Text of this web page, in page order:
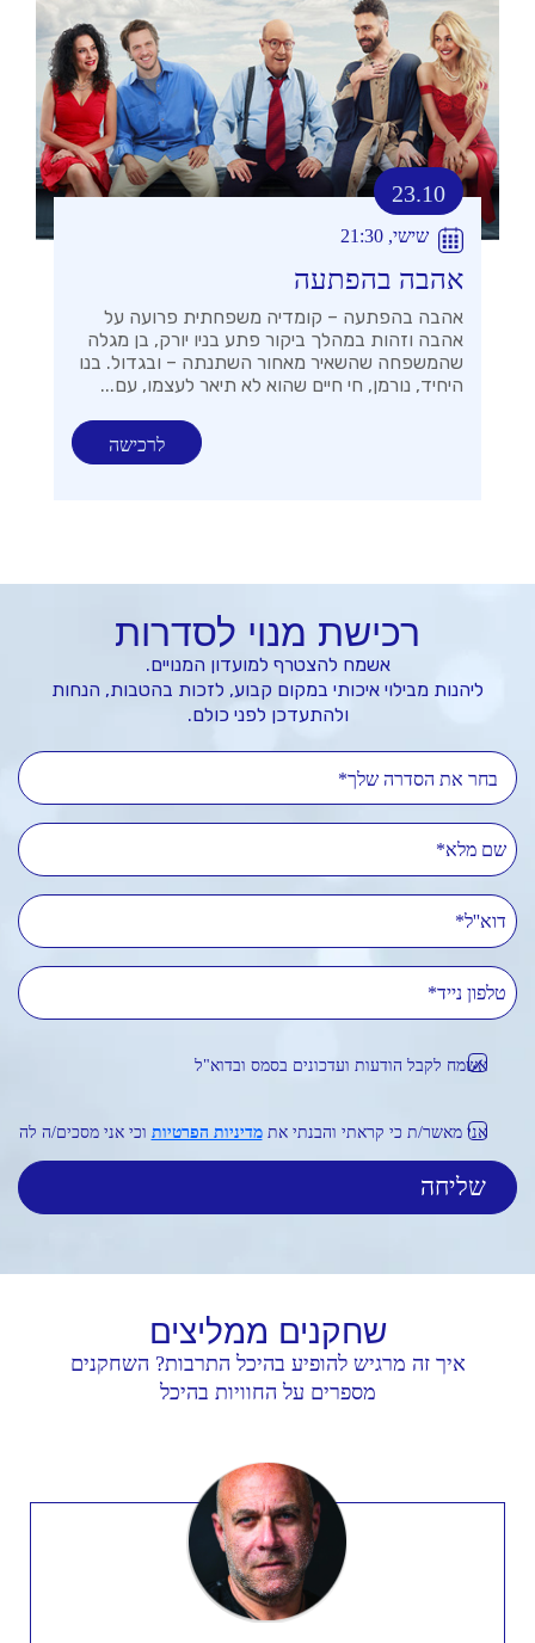
23.10
שישי, 21:30
אהבה בהפתעה
אהבה בהפתעה – קומדיה משפחתית פרועה על
אהבה וזהות במהלך ביקור פתע בניו יורק, בן מגלה
שהמשפחה שהשאיר מאחור השתנתה – ובגדול. בנו
היחיד, נורמן, חי חיים שהוא לא תיאר לעצמו, עם...
לרכישה
רכישת מנוי לסדרות
אשמח להצטרף למועדון המנויים.
ליהנות מבילוי איכותי במקום קבוע, לזכות בהטבות, הנחות
ולהתעדכן לפני כולם.
בחר את הסדרה שלך*
אשמח לקבל הודעות ועדכונים בסמס ובדוא"ל
אני מאשר/ת כי קראתי והבנתי אתמדיניות הפרטיות וכי אני מסכים/ה לה
שחקנים ממליצים
איך זה מרגיש להופיע בהיכל התרבות? השחקנים
מספרים על החוויות בהיכל